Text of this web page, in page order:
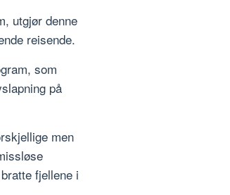
utgjør denne
reisende.
som
på
men
fjellene i